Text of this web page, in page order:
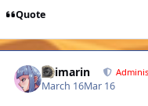
Quote
Shimarin
March 16Mar 16